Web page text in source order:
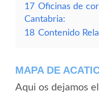
17 Oficinas de
Cantabria:
18 Contenido
MAPA DE
Aqui os dejamos